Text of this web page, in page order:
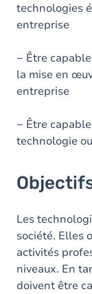
technologies
entreprise
− Être
la mise en
entreprise
− Être
technologie
Les
société. Elles
activités
niveaux. En
doivent être